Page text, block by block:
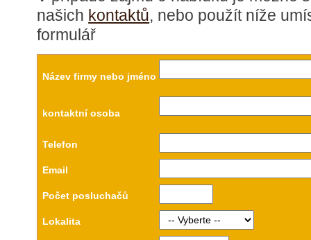
našich kontaktů, nebo použít níže
formulář
Název firmy nebo jméno
kontaktní osoba
Telefon
Email
Počet posluchačů
Lokalita